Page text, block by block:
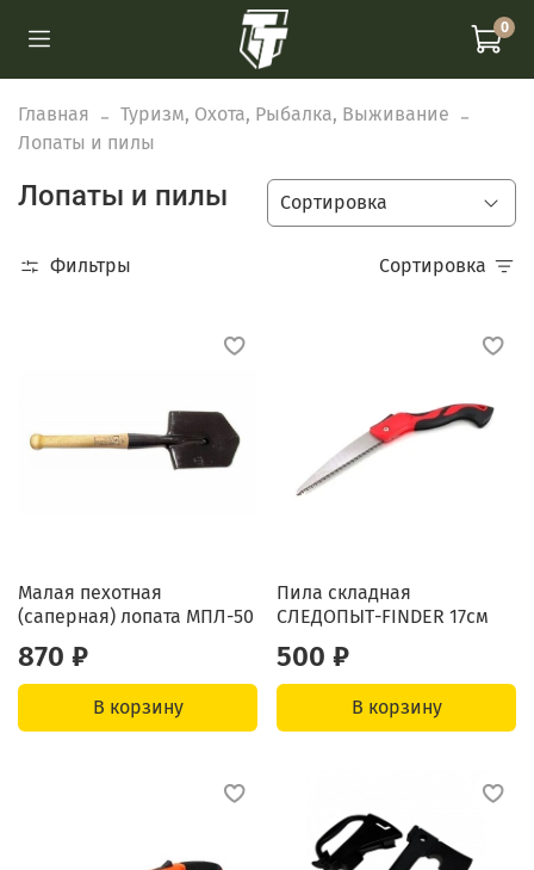
0
Главная
Туризм, Охота, Рыбалка, Выживание
Лопаты и пилы
Лопаты и пилы
Фильтры Сортировка
Малая пехотная
(саперная) лопата МПЛ-50
870 ₽
В корзину
Пила складная
СЛЕДОПЫТ-FINDER 17см
500 ₽
В корзину